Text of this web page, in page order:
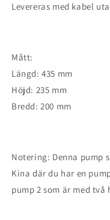
Levereras med kabel
Mått:
Längd: 435 mm
Höjd: 235 mm
Bredd: 200 mm
Notering: Denna pump
Kina där du har en
pump 2 som är med två